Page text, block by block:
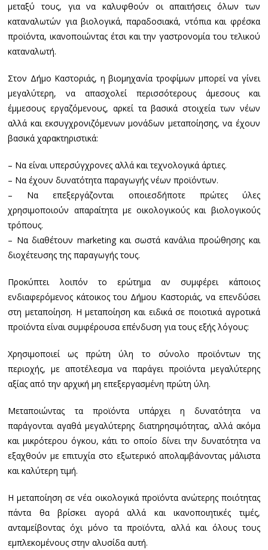
μεταξύ τους, για να καλυφθούν οι απαιτήσεις όλων των
καταναλωτών για βιολογικά, παραδοσιακά, ντόπια και φρέσκα
προϊόντα, ικανοποιώντας έτσι και την γαστρονομία του τελικού
καταναλωτή.
Στον Δήμο Καστοριάς, η βιομηχανία τροφίμων μπορεί να γίνει
μεγαλύτερη, να απασχολεί περισσότερους άμεσους και
έμμεσους εργαζόμενους, αρκεί τα βασικά στοιχεία των νέων
αλλά και εκσυγχρονιζόμενων μονάδων μεταποίησης, να έχουν
βασικά χαρακτηριστικά:
– Να είναι υπερσύγχρονες αλλά και τεχνολογικά άρτιες.
– Να έχουν δυνατότητα παραγωγής νέων προϊόντων.
– Να επεξεργάζονται οποιεσδήποτε πρώτες ύλες
χρησιμοποιούν απαραίτητα με οικολογικούς και βιολογικούς
τρόπους.
– Να διαθέτουν marketing και σωστά κανάλια προώθησης και
διοχέτευσης της παραγωγής τους.
Προκύπτει λοιπόν το ερώτημα αν συμφέρει κάποιος
ενδιαφερόμενος κάτοικος του Δήμου Καστοριάς, να επενδύσει
στη μεταποίηση. Η μεταποίηση και ειδικά σε ποιοτικά αγροτικά
προϊόντα είναι συμφέρουσα επένδυση για τους εξής λόγους:
Χρησιμοποιεί ως πρώτη ύλη το σύνολο προϊόντων της
περιοχής, με αποτέλεσμα να παράγει προϊόντα μεγαλύτερης
αξίας από την αρχική μη επεξεργασμένη πρώτη ύλη.
Μεταποιώντας τα προϊόντα υπάρχει η δυνατότητα να
παράγονται αγαθά μεγαλύτερης διατηρησιμότητας, αλλά ακόμα
και μικρότερου όγκου, κάτι το οποίο δίνει την δυνατότητα να
εξαχθούν με επιτυχία στο εξωτερικό απολαμβάνοντας μάλιστα
και καλύτερη τιμή.
Η μεταποίηση σε νέα οικολογικά προϊόντα ανώτερης ποιότητας
πάντα θα βρίσκει αγορά αλλά και ικανοποιητικές τιμές,
ανταμείβοντας όχι μόνο τα προϊόντα, αλλά και όλους τους
εμπλεκομένους στην αλυσίδα αυτή.